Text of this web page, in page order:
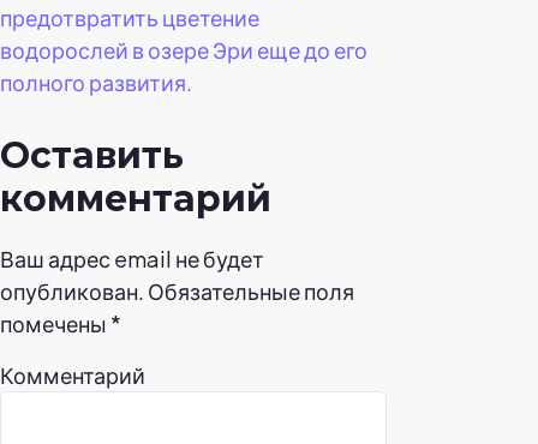
предотвратить цветение
водорослей в озере Эри еще до его
полного развития.
Оставить
комментарий
Ваш адрес email не будет
опубликован. Обязательные поля
помечены *
Комментарий